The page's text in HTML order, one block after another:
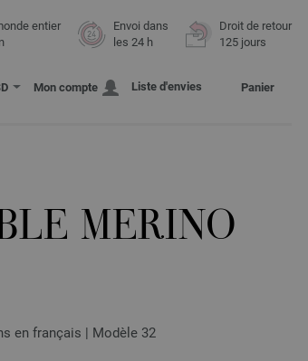
entier
Envoi dans
les 24 h
Droit de retour
125 jours
Mon compte Liste d'envies Panier
MERINO
en français | Modèle 32